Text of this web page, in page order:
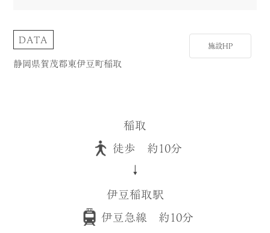
DATA
静岡県賀茂郡東伊豆町稲取
施設HP
稲取
徒歩 約10分
↓
伊豆稲取駅
伊豆急線 約10分